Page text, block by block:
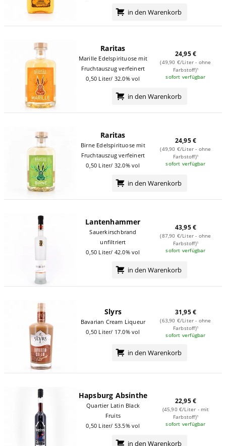
in den Warenkorb
Raritas
Marille Edelspirituose mit
Fruchtauszug verfeinert
0,50 Liter/ 32.0% vol
24,95 €
(49,90 €/Liter - ohne
Farbstoff)¹
sofort verfügbar
in den Warenkorb
Raritas
Birne Edelspirituose mit
Fruchtauszug verfeinert
0,50 Liter/ 32.0% vol
24,95 €
(49,90 €/Liter - ohne
Farbstoff)¹
sofort verfügbar
in den Warenkorb
Lantenhammer
Sauerkirschbrand
unfiltriert
0,50 Liter/ 42.0% vol
43,95 €
(87,90 €/Liter - ohne
Farbstoff)¹
sofort verfügbar
in den Warenkorb
Slyrs
Bavarian Cream Liqueur
0,50 Liter/ 17.0% vol
31,95 €
(63,90 €/Liter - ohne
Farbstoff)¹
sofort verfügbar
in den Warenkorb
Hapsburg Absinthe
Quartier Latin Black
Fruits
0,50 Liter/ 53.5% vol
22,95 €
(45,90 €/Liter - mit
Farbstoff)¹
sofort verfügbar
in den Warenkorb